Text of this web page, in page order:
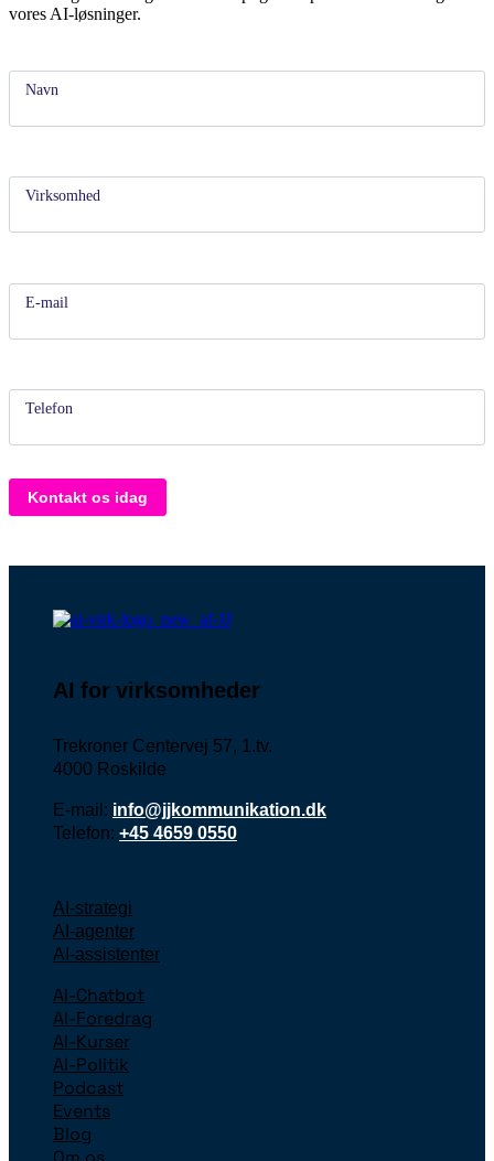
vores AI-løsninger.
os
idag
AI
Navn
Virksomhed
E-mail
Telefon
Kontakt os idag
AI for virksomheder
Trekroner Centervej 57, 1.tv.
4000 Roskilde
E-mail: info@jjkommunikation.dk
Telefon: +45 4659 0550
AI-strategi
AI-agenter
AI-assistenter
AI-Chatbot
AI-Foredrag
AI-Kurser
AI-Politik
Podcast
Events
Blog